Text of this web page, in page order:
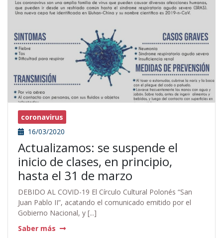
coronavirus
16/03/2020
Actualizamos: se suspende el
inicio de clases, en principio,
hasta el 31 de marzo
DEBIDO AL COVID-19 El Círculo Cultural Polonés “San
Juan Pablo II”, acatando el comunicado emitido por el
Gobierno Nacional, y [...]
Saber más